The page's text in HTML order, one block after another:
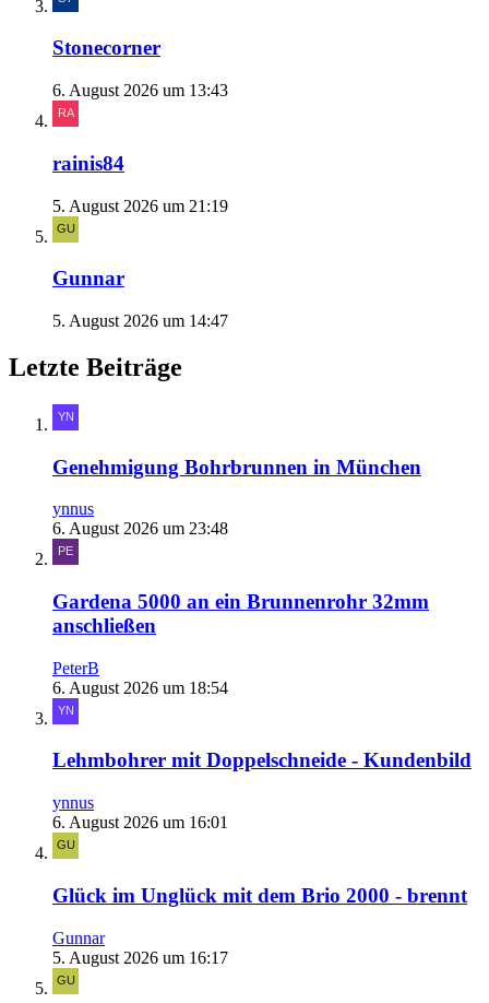
Stonecorner
6. August 2026 um 13:43
rainis84
5. August 2026 um 21:19
Gunnar
5. August 2026 um 14:47
Letzte Beiträge
Genehmigung Bohrbrunnen in München
ynnus
6. August 2026 um 23:48
Gardena 5000 an ein Brunnenrohr 32mm
anschließen
PeterB
6. August 2026 um 18:54
Lehmbohrer mit Doppelschneide - Kundenbild
ynnus
6. August 2026 um 16:01
Glück im Unglück mit dem Brio 2000 - brennt
Gunnar
5. August 2026 um 16:17